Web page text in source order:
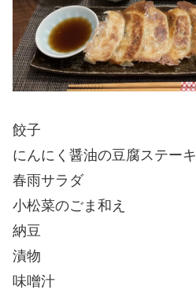
餃子
にんにく醤油の豆腐ステーキ
春雨サラダ
小松菜のごま和え
納豆
漬物
味噌汁